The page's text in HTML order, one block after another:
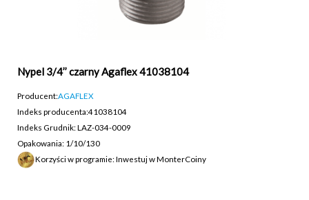
Nypel 3/4’’ czarny Agaflex 41038104
Producent:AGAFLEX
Indeks producenta:41038104
Indeks Grudnik: LAZ-034-0009
Opakowania: 1/10/130
Korzyści w programie: Inwestuj w MonterCoiny